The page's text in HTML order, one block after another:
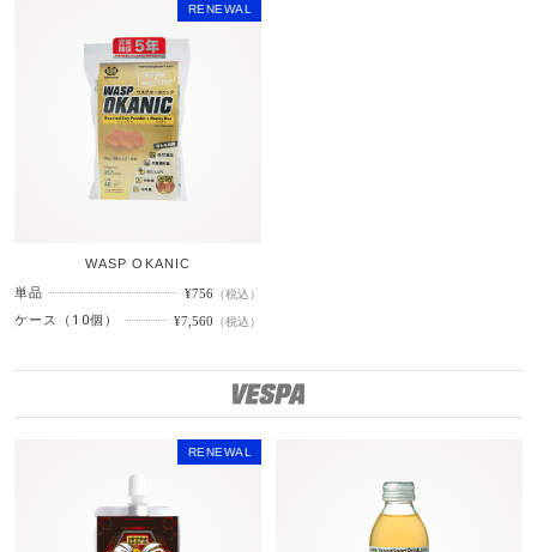
RENEWAL
WASP OKANIC
単品 ¥756 （税込）
ケース（10個） ¥7,560 （税込）
RENEWAL